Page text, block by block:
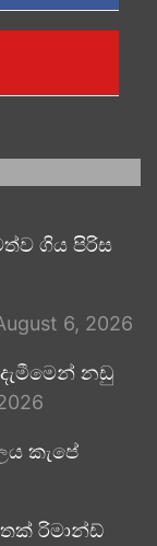
ගිය පිරිස
6, 2026
නඩු
කැපේ
රිමාන්ඩ්